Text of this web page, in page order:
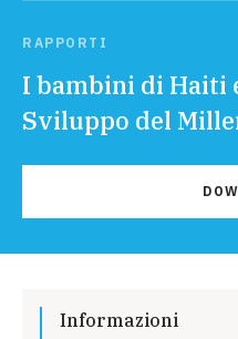
RAPPORTI
I bambini di Haiti
Sviluppo del
Informazioni